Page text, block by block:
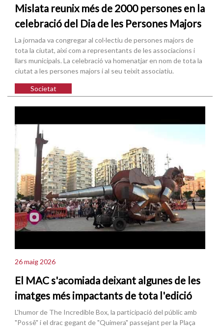
Mislata reunix més de 2000 persones en la
celebració del Dia de les Persones Majors
La jornada va congregar al col·lectiu de persones majors de
tota la ciutat, així com a representants de les associacions i
llars municipals. La celebració va homenatjar en nom de tota la
ciutat a les persones majors i al seu teixit associatiu.
Societat
26 maig 2026
El MAC s'acomiada deixant algunes de les
imatges més impactants de tota l'edició
L'humor de The Incredible Box, la participació del públic amb
"Possê" i el drac gegant de "Quimera" passejant per la Plaça